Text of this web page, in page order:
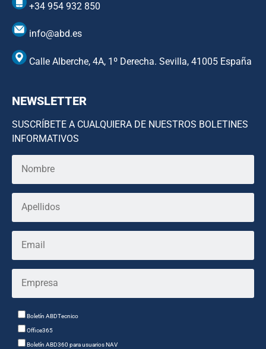
+34 954 932 850
info@abd.es
Calle Alberche, 4A, 1º Derecha. Sevilla, 41005 España
NEWSLETTER
SUSCRÍBETE A CUALQUIERA DE NUESTROS BOLETINES
INFORMATIVOS
Boletín ABDTecnico
Office365
Boletín ABD360 para usuarios NAV